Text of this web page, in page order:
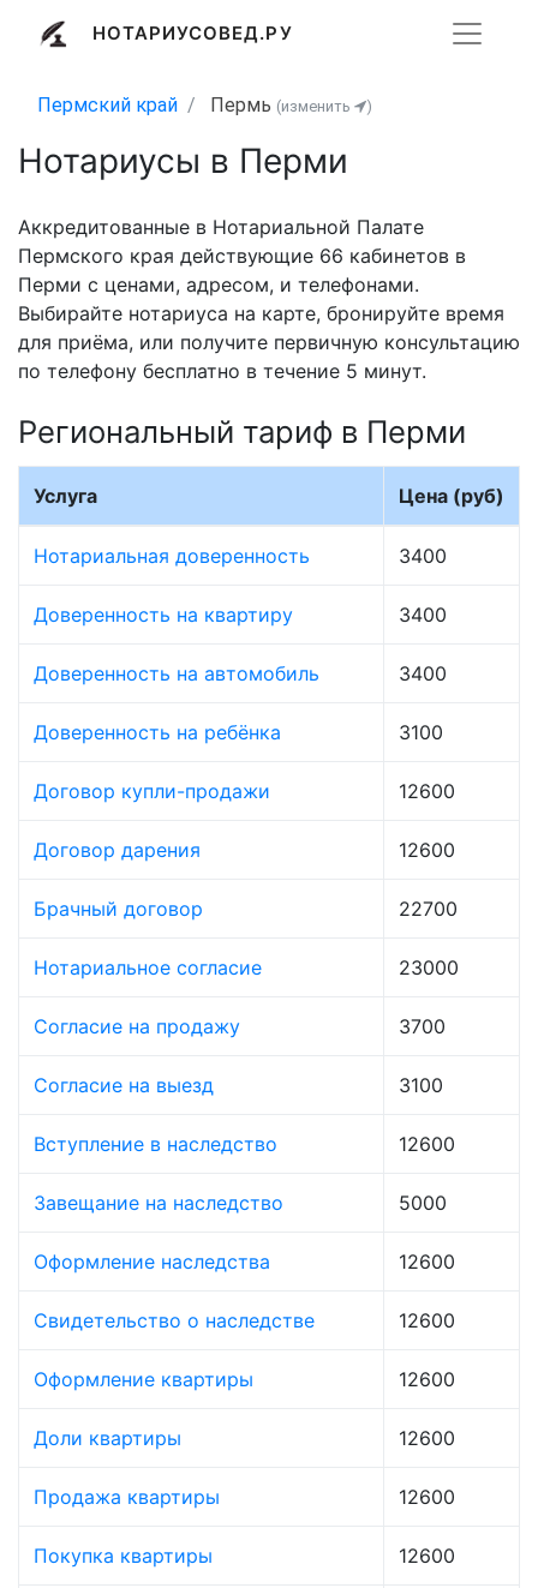
НОТАРИУСОВЕД.РУ
Пермский край Пермь (изменить )
Нотариусы в Перми
Аккредитованные в Нотариальной Палате
Пермского края действующие 66 кабинетов в
Перми с ценами, адресом, и телефонами.
Выбирайте нотариуса на карте, бронируйте время
для приёма, или получите первичную консультацию
по телефону бесплатно в течение 5 минут.
Региональный тариф в Перми
Услуга Цена (руб)
Нотариальная доверенность 3400
Доверенность на квартиру 3400
Доверенность на автомобиль 3400
Доверенность на ребёнка 3100
Договор купли-продажи 12600
Договор дарения 12600
Брачный договор 22700
Нотариальное согласие 23000
Согласие на продажу 3700
Согласие на выезд 3100
Вступление в наследство 12600
Завещание на наследство 5000
Оформление наследства 12600
Свидетельство о наследстве 12600
Оформление квартиры 12600
Доли квартиры 12600
Продажа квартиры 12600
Покупка квартиры 12600